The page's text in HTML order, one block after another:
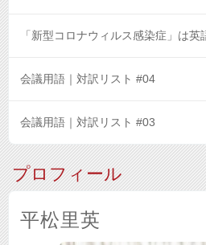
「新型コロナウィルス感染症」は英
会議用語｜対訳リスト #04
会議用語｜対訳リスト #03
プロフィール
平松里英